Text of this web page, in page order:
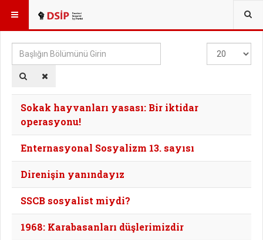
BURADASINIZ: TAGS
Başlığın
Bölümünü
Girin
Göster
#
Sokak hayvanları yasası: Bir iktidar
operasyonu!
Enternasyonal Sosyalizm 13. sayısı
Direnişin yanındayız
SSCB sosyalist miydi?
1968: Karabasanları düşlerimizdir